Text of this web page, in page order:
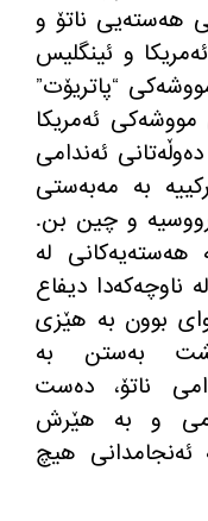
ستهیی ناتۆ و
مریكا و ئینگلیس
كی “پاتریۆت”
مووشهكی ئهمریكا
دهوڵهتانی ئهندامی
به مهبهستی
و چین بن‌.
ههستهیهكانی له
ناوچهكهدا دیفاع
بوون به هێزی
بهستن به
ناتۆ، دهست
و به
هێرش
ئهنجامدانی هیچ